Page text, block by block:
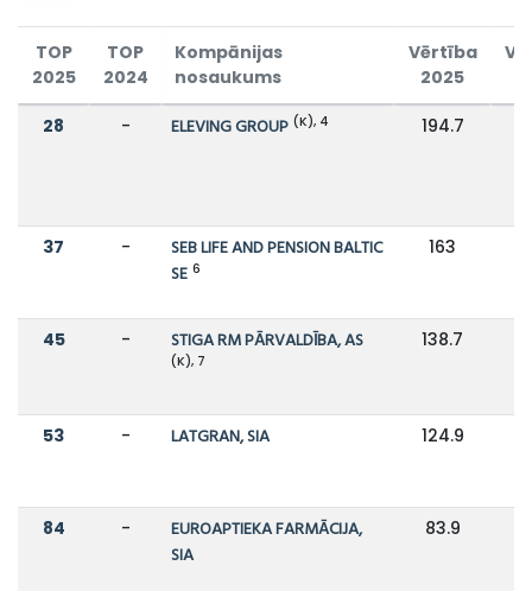
TOP
2025
TOP
2024
Kompānijas
nosaukums
Vērtība
2025
28 - ELEVING GROUP (K), 4 194.7
37 -
SEB LIFE AND PENSION BALTIC
SE 6
163
45 - STIGA RM PĀRVALDĪBA, AS
(K), 7
138.7
53 - LATGRAN, SIA 124.9
84 -
EUROAPTIEKA FARMĀCIJA,
SIA
83.9